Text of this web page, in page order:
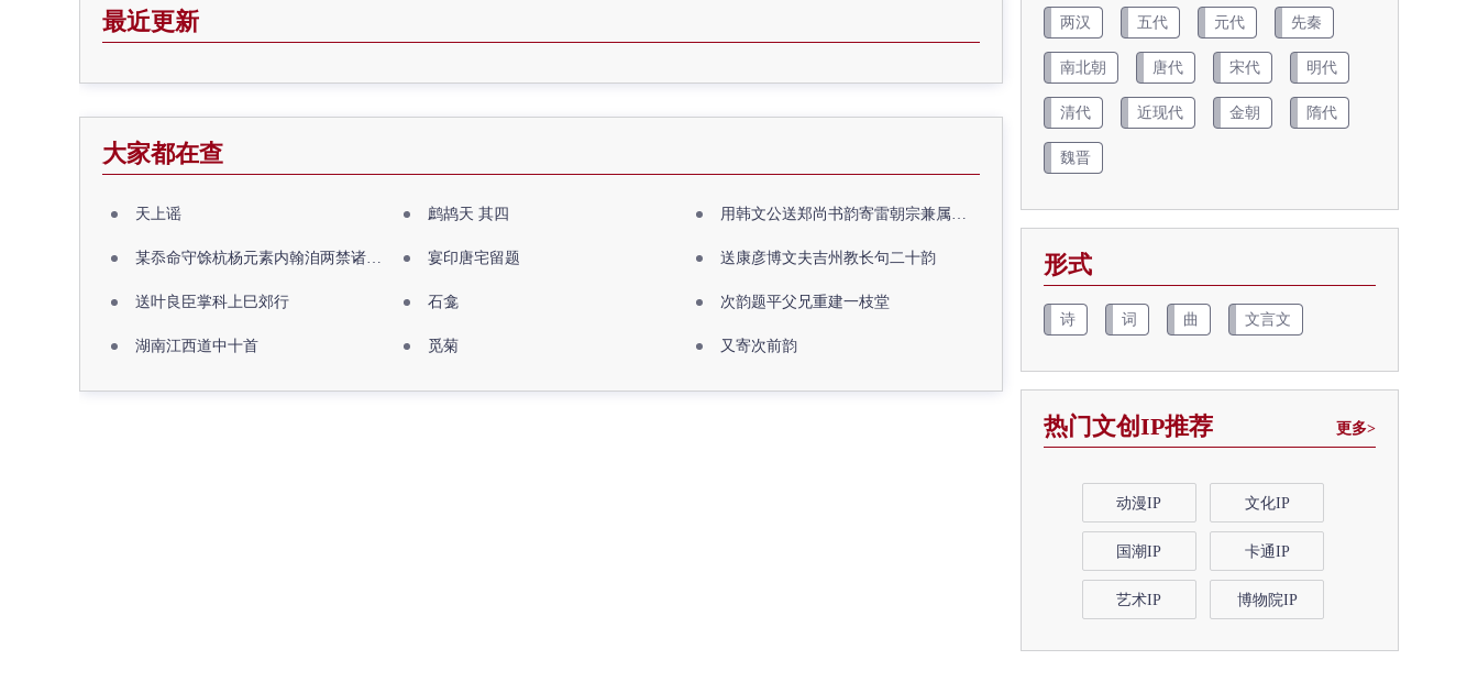
最近更新
大家都在查
天上谣 鹧鸪天 其四 用韩文公送郑尚书韵寄雷朝宗兼属欧阳全真
某忝命守馀杭杨元素内翰洎两禁诸公出祖佛寺 宴印唐宅留题 送康彦博文夫吉州教长句二十韵
送叶良臣掌科上巳郊行 石龛 次韵题平父兄重建一枝堂
湖南江西道中十首 觅菊 又寄次前韵
两汉 五代 元代 先秦
南北朝 唐代 宋代 明代
清代 近现代 金朝 隋代
魏晋
形式
诗 词 曲 文言文
热门文创IP推荐 更多>
动漫IP 文化IP
国潮IP 卡通IP
艺术IP 博物院IP